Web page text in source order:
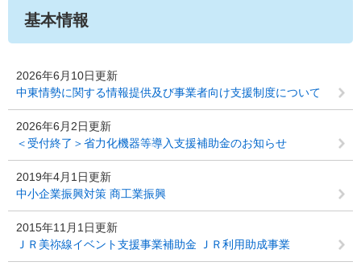
基本情報
2026年6月10日更新
中東情勢に関する情報提供及び事業者向け支援制度について
2026年6月2日更新
＜受付終了＞省力化機器等導入支援補助金のお知らせ
2019年4月1日更新
中小企業振興対策 商工業振興
2015年11月1日更新
ＪＲ美祢線イベント支援事業補助金 ＪＲ利用助成事業